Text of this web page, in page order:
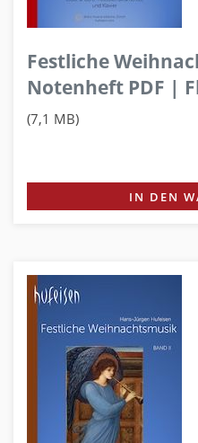
Festliche
Notenheft PDF |
(7,1 MB)
IN DEN